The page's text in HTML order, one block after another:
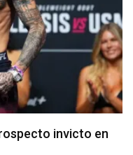
UFC 330